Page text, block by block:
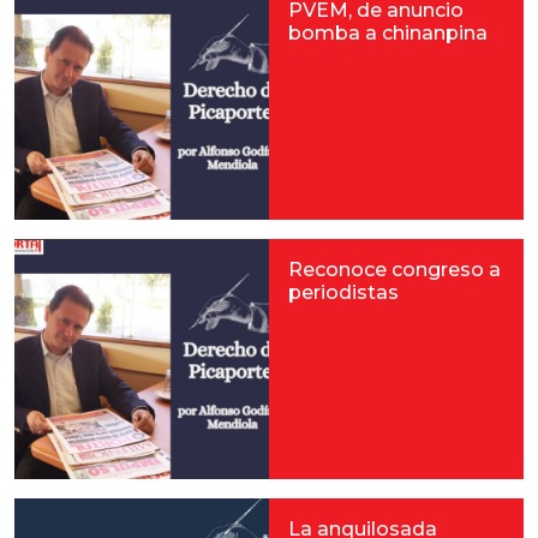
PVEM, de anuncio
bomba a chinanpina
Reconoce congreso a
periodistas
La anquilosada